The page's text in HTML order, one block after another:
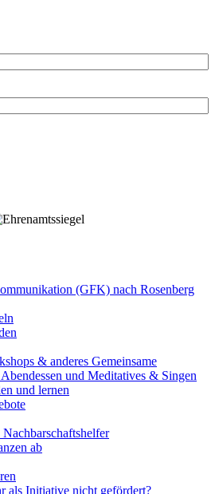
(GFK) nach Rosenberg
& anderes Gemeinsame
und Meditatives & Singen
und lernen
ab
als Initiative nicht gefördert?